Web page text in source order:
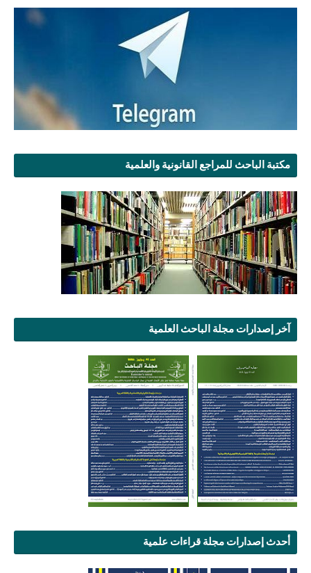
مكتبة الباحث للمراجع القانونية والعلمية
آخر إصدارات مجلة الباحث العلمية
أحدث إصدارات مجلة قراءات علمية